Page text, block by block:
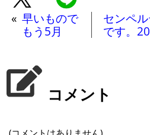
« 早いもので
もう5月
センペ
です。
コメント
(コメントはありません)